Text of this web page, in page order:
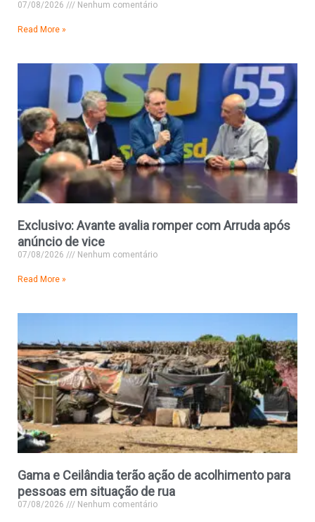
07/08/2026 Nenhum comentário
Read More »
Exclusivo: Avante avalia romper com Arruda após
anúncio de vice
07/08/2026 Nenhum comentário
Read More »
Gama e Ceilândia terão ação de acolhimento para
pessoas em situação de rua
07/08/2026 Nenhum comentário